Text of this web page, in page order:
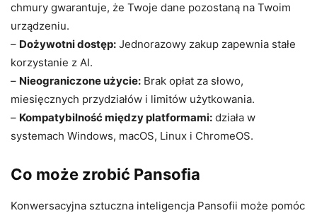
chmury gwarantuje, że Twoje dane pozostaną na Twoim
urządzeniu.
– Dożywotni dostęp: Jednorazowy zakup zapewnia stałe
korzystanie z AI.
– Nieograniczone użycie: Brak opłat za słowo,
miesięcznych przydziałów i limitów użytkowania.
– Kompatybilność między platformami: działa w
systemach Windows, macOS, Linux i ChromeOS.
Co może zrobić Pansofia
Konwersacyjna sztuczna inteligencja Pansofii może pomóc